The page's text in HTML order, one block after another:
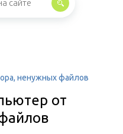
ненужных файлов
от